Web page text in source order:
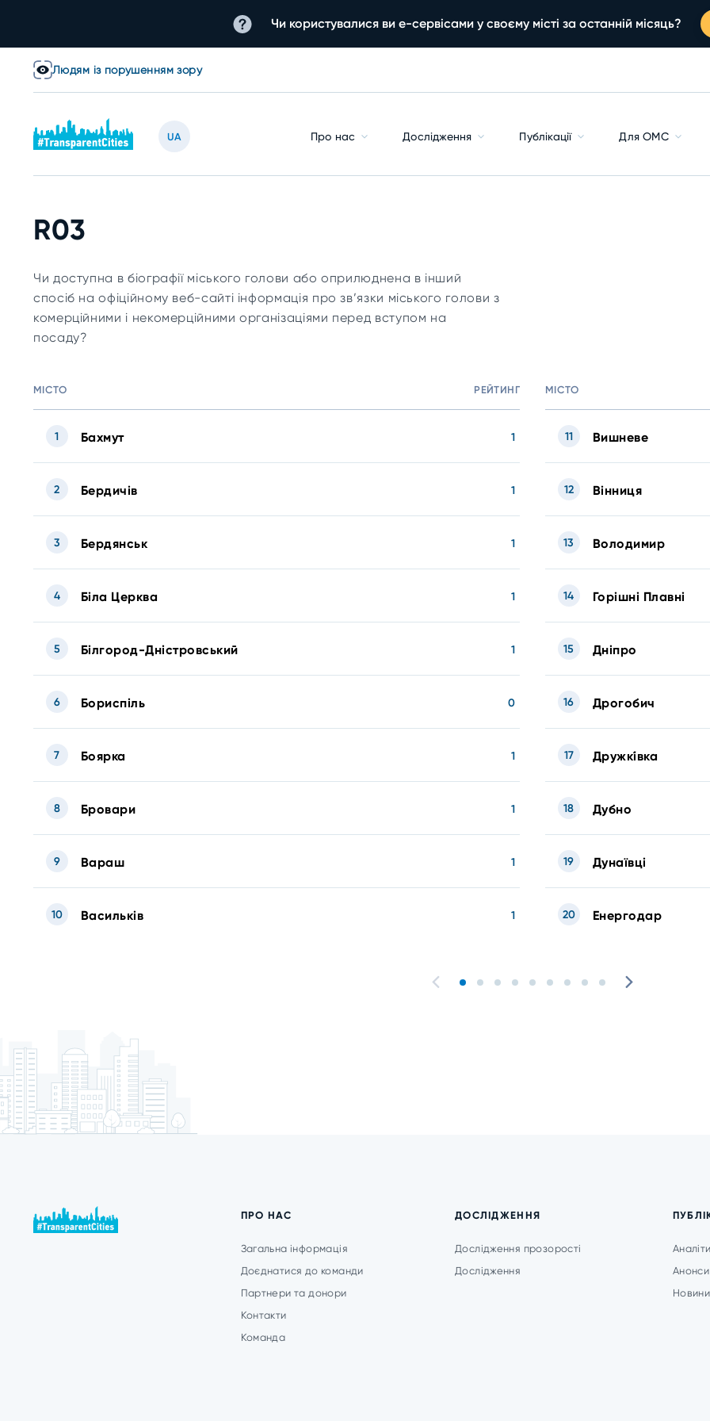
Чи користувалися ви е-сервісами у своєму місті за останній місяць?
Людям із порушенням зору
UA Про нас Дослідження Публікації Для ОМС
R03
Чи доступна в біографії міського голови або оприлюднена в інший
спосіб на офіційному веб-сайті інформація про зв’язки міського голови з
комерційними і некомерційними організаціями перед вступом на
посаду?
МІСТО РЕЙТИНГ
Бахмут 1
1
Бердичів 1
2
Бердянськ 1
3
Біла Церква 1
4
Білгород-Дністровський 1
5
Бориспіль 0
6
Боярка 1
7
Бровари 1
8
Вараш 1
9
Васильків 1
10
МІСТО
Вишневе
11
Вінниця
12
Володимир
13
Горішні Плавні
14
Дніпро
15
Дрогобич
16
Дружкі́вка
17
Дубно
18
Дунаївці
19
Енергодар
20
ПРО НАС
Загальна інформація
Доєднатися до команди
Партнери та донори
Контакти
Команда
ДОСЛІДЖЕННЯ
Дослідження прозорості
Дослідження
Анонси
Новини